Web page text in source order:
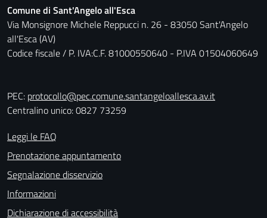
Comune di Sant'Angelo all'Esca
Via Monsignore Michele Reppucci n. 26 - 83050 Sant'Angelo
all'Esca (AV)
Codice fiscale / P. IVA:C.F. 81000550640 - P.IVA 01504060649
PEC: protocollo@pec.comune.santangeloallesca.av.it
Centralino unico: 0827 73259
Leggi le FAQ
Prenotazione appuntamento
Segnalazione disservizio
Informazioni
Dichiarazione di accessibilità